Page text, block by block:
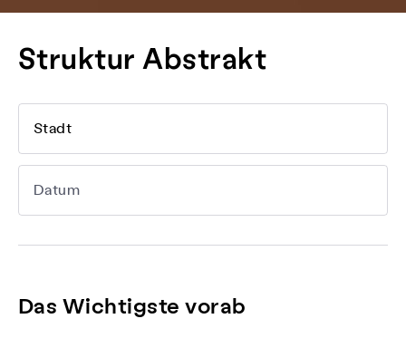
Struktur Abstrakt
Stadt
Datum
Das Wichtigste vorab